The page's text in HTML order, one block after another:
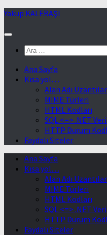
Skip
content
Yakup KALEBAŞI
Arama:
Ana Sayfa
Kısa yol…
Alan Adı
MIME Türleri
HTML Kodları
SQL <=> .NET
HTTP Durum
Faydalı Siteler
Ana Sayfa
Kısa yol…
Alan Adı
MIME Türleri
HTML Kodları
SQL <=> .NET
HTTP Durum
Faydalı Siteler